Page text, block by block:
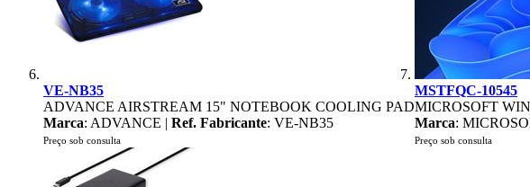
VE-NB35
ADVANCE AIRSTREAM 15" NOTEBOOK COOLING PAD
Marca: ADVANCE | Ref. Fabricante: VE-NB35
Preço sob consulta
MSTFQC-10545
MICROSOFT
Marca:
Preço sob consulta